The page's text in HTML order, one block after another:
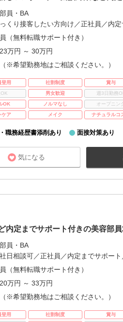
員・BA
っくり接客したい方向け／正社員／内定
（無料転職サポート付き）
万円 ～ 30万円
※希望勤務地はご相談ください。）
登用 社割制度 賞与
男女歓迎 週3日勤務
OK
ノルマなし オープニン
ケア
メイク ナチュラルコ
職務経歴書添削あり 面接対策あり
気になる
内定までサポート付きの美容部員
員・BA
社日相談可／正社員／内定までサポー
（無料転職サポート付き）
万円 ～ 33万円
※希望勤務地はご相談ください。）
登用 社割制度 賞与